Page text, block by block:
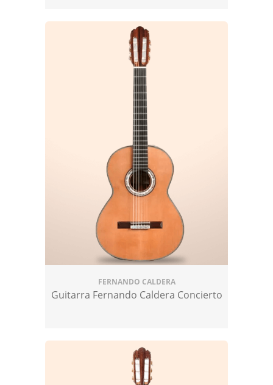
Si estás buscando una guitarra española
que te acompañe en tu camino musical y
sea una inversión para toda la vida, no
dudes en elegir una de las magníficas
creaciones de este luthier. Pero además, te
vamos a dar 5 razones por las cuales
creemos que un gran idea comprar un
modelo de este artesano:
Calidad artesanal: cada guitarra
fabricada por Fernando Caldera es
cuidadosamente elaborada a mano,
garantizando un alto nivel de calidad y
atención al detalle. Esta dedicación se
traduce en instrumentos que no solo
son visualmente impresionantes, sino
que también ofrecen un sonido
excepcional.
combinación de la artesanía que
acumula, así como de la selección de
maderas de alta calidad. Estos
FERNANDO CALDERA
Guitarra Fernando Caldera Concierto